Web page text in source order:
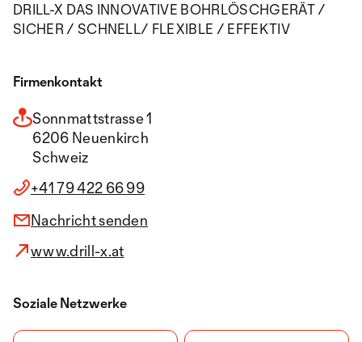
DRILL-X DAS INNOVATIVE BOHRLÖSCHGERÄT /
SICHER / SCHNELL/ FLEXIBLE / EFFEKTIV
Firmenkontakt
Sonnmattstrasse 1
6206 Neuenkirch
Schweiz
+41 79 422 66 99
Nachricht senden
www.drill-x.at
Soziale Netzwerke